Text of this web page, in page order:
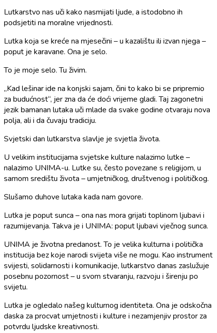
Lutkarstvo nas uči kako nasmijati ljude, a istodobno ih
podsjetiti na moralne vrijednosti.
Lutka koja se kreće na mjesečini – u kazalištu ili izvan njega –
poput je karavane. Ona je selo.
To je moje selo. Tu živim.
„Kad lešinar ide na konjski sajam, čini to kako bi se pripremio
za budućnost“, jer zna da će doći vrijeme gladi. Taj zagonetni
jezik bamanan lutaka uči mlade da svake godine otvaraju nova
polja, ali i da čuvaju tradiciju.
Svjetski dan lutkarstva slavlje je svjetla života.
U velikim institucijama svjetske kulture nalazimo lutke –
nalazimo UNIMA-u. Lutke su, često povezane s religijom, u
samom središtu života – umjetničkog, društvenog i političkog.
Slušamo duhove lutaka kada nam govore.
Lutka je poput sunca – ona nas mora grijati toplinom ljubavi i
razumijevanja. Takva je i UNIMA: poput ljubavi vječnog sunca.
UNIMA je životna predanost. To je velika kulturna i politička
institucija bez koje narodi svijeta više ne mogu. Kao instrument
svijesti, solidarnosti i komunikacije, lutkarstvo danas zaslužuje
posebnu pozornost – u svom stvaranju, razvoju i širenju po
svijetu.
Lutka je ogledalo našeg kulturnog identiteta. Ona je odskočna
daska za procvat umjetnosti i kulture i nezamjenjiv prostor za
potvrdu ljudske kreativnosti.